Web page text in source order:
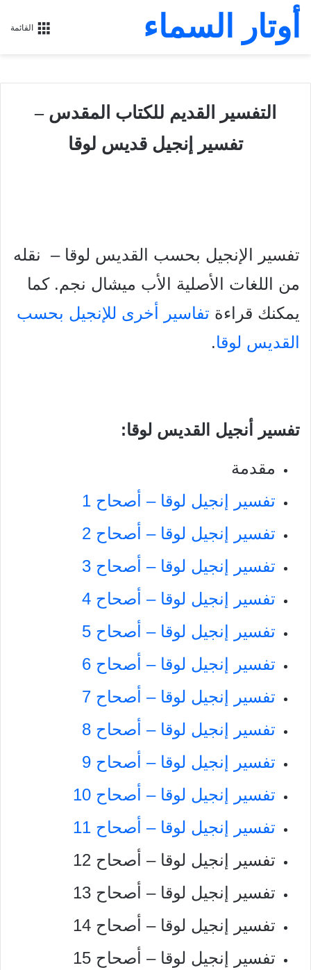
القائمة أوتار السماء
التفسير القديم للكتاب المقدس –
تفسير إنجيل قديس لوقا
تفسير الإنجيل بحسب القديس لوقا – نقله
من اللغات الأصلية الأب ميشال نجم. كما
يمكنك قراءة تفاسير أخرى للإنجيل بحسب
القديس لوقا.
تفسير أنجيل القديس لوقا:
مقدمة
تفسير إنجيل لوقا – أصحاح 1
تفسير إنجيل لوقا – أصحاح 2
تفسير إنجيل لوقا – أصحاح 3
تفسير إنجيل لوقا – أصحاح 4
تفسير إنجيل لوقا – أصحاح 5
تفسير إنجيل لوقا – أصحاح 6
تفسير إنجيل لوقا – أصحاح 7
تفسير إنجيل لوقا – أصحاح 8
تفسير إنجيل لوقا – أصحاح 9
تفسير إنجيل لوقا – أصحاح 10
تفسير إنجيل لوقا – أصحاح 11
تفسير إنجيل لوقا – أصحاح 12
تفسير إنجيل لوقا – أصحاح 13
تفسير إنجيل لوقا – أصحاح 14
تفسير إنجيل لوقا – أصحاح 15